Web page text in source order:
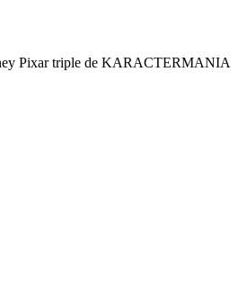
Pixar triple de KARACTERMANIA